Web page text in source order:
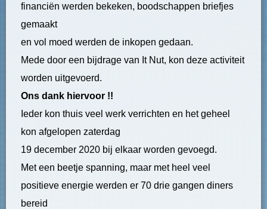
financiën werden bekeken, boodschappen briefjes
gemaakt
en vol moed werden de inkopen gedaan.
Mede door een bijdrage van It Nut, kon deze activiteit
worden uitgevoerd.
Ons dank hiervoor !!
Ieder kon thuis veel werk verrichten en het geheel
kon afgelopen zaterdag
19 december 2020 bij elkaar worden gevoegd.
Met een beetje spanning, maar met heel veel
positieve energie werden er 70 drie gangen diners
bereid